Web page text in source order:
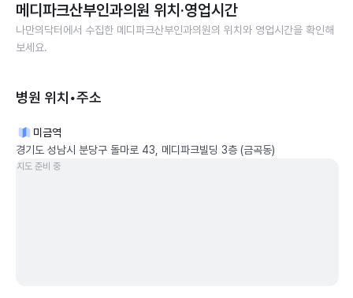
메디파크산부인과의원 위치·영업시간
나만의닥터에서 수집한 메디파크산부인과의원의 위치와 영업시간을 확인해
보세요.
병원 위치•주소
미금역
경기도 성남시 분당구 돌마로 43, 메디파크빌딩 3층 (금곡동)
지도 준비 중